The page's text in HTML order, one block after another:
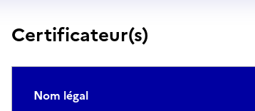
Certificateur(s)
Nom légal